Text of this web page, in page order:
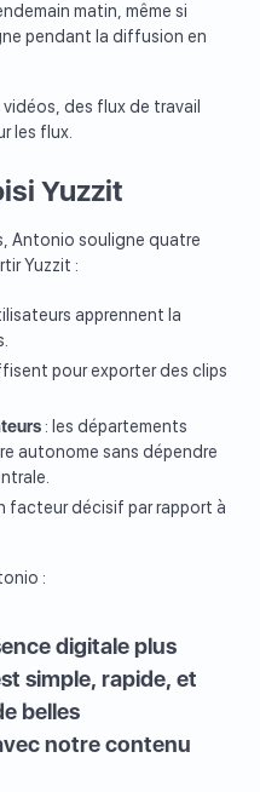
matin, même si
pendant la diffusion en
des flux de travail
les flux.
Yuzzit
Antonio souligne quatre
Yuzzit :
apprennent la
pour exporter des clips
: les départements
autonome sans dépendre
facteur décisif par rapport à
:
digitale plus
simple, rapide, et
belles
notre contenu